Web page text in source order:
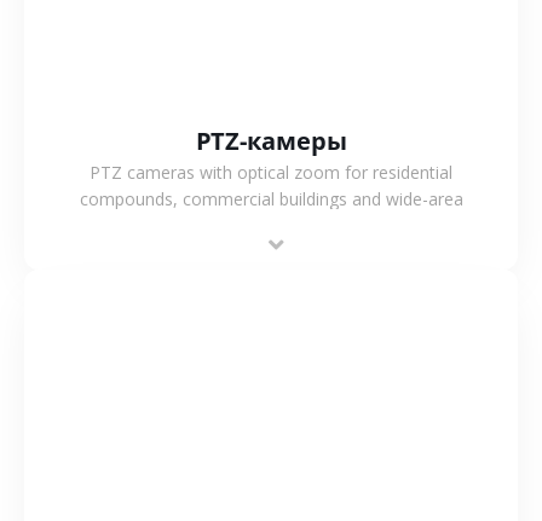
PTZ-камеры
PTZ cameras with optical zoom for residential
compounds, commercial buildings and wide-area
flexible coverage.